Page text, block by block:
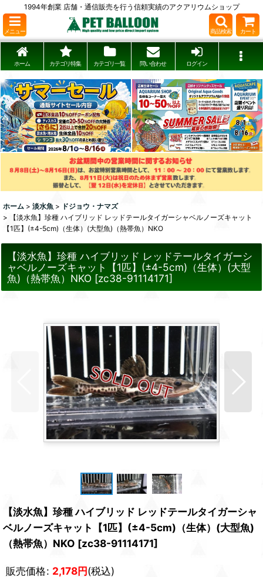
1994年創業 店舗・通信販売を行う信頼実績のアクアリウムショップ
メニュー 商品検索 カート
ホーム カテゴリ特集 カテゴリ一覧 問い合わせ ログイン
ホーム > 淡水魚 > ドジョウ・ナマズ
>
【淡水魚】珍種 ハイブリッド レッドテールタイガーシャベルノーズキャット
【1匹】(±4-5cm)（生体）(大型魚)（熱帯魚）NKO
【淡水魚】珍種 ハイブリッド レッドテールタイガーシ
ャベルノーズキャット【1匹】(±4-5cm)（生体）(大型
魚)（熱帯魚）NKO [zc38-91114171]
【淡水魚】珍種 ハイブリッド レッドテールタイガーシャ
ベルノーズキャット【1匹】(±4-5cm)（生体）(大型魚)
（熱帯魚）NKO [zc38-91114171]
販売価格: 2,178円(税込)